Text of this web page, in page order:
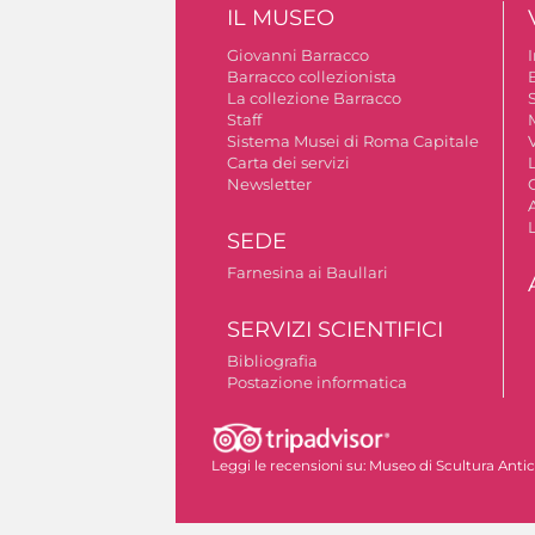
IL MUSEO
Giovanni Barracco
Barracco collezionista
La collezione Barracco
Staff
Sistema Musei di Roma Capitale
Carta dei servizi
Newsletter
SEDE
Farnesina ai Baullari
SERVIZI SCIENTIFICI
Bibliografia
Postazione informatica
Leggi le recensioni su: Museo di Scultura